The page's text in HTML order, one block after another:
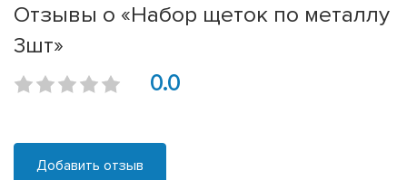
Отзывы о «Набор щеток по металлу
3шт»
0.0
Добавить отзыв